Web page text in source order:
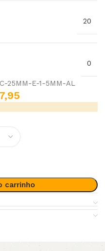
20
0
25MM-E-1-5MM-AL
carrinho